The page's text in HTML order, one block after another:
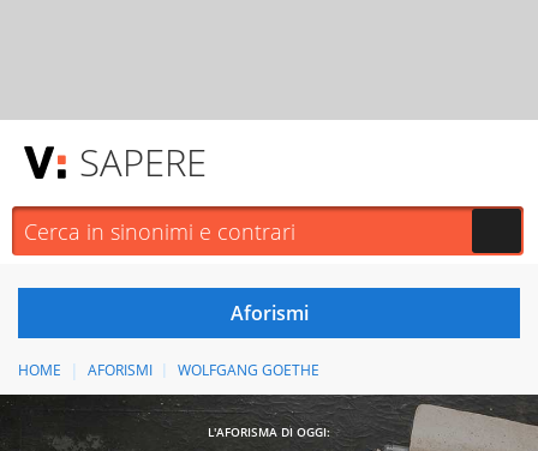
SAPERE
HOME AFORISMI WOLFGANG GOETHE
L'AFORISMA DI OGGI: